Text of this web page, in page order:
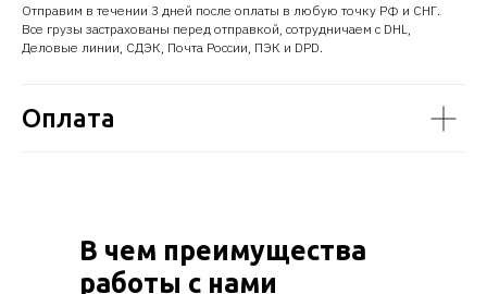
Отправим в течении 3 дней после оплаты в любую точку РФ и СНГ.
Все грузы застрахованы перед отправкой, сотрудничаем с DHL,
Деловые линии, СДЭК, Почта России, ПЭК и DPD.
Оплата
В чем преимущества
работы с нами